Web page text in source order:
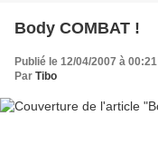
Body COMBAT !
Publié le 12/04/2007 à 00:21
Par Tibo